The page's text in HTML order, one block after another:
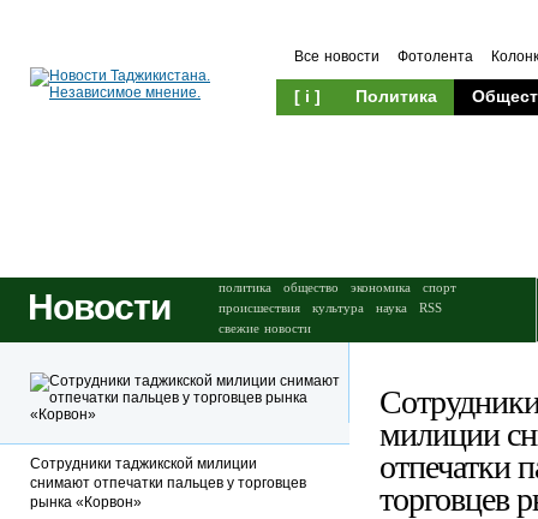
Все новости Фотолента
[ i ] Политика
Новости политика общество экономика
спорт
происшествия
культура наука
RSS
свежие новости
милиции
отпечатки
торговцев
Сотрудники таджикской милиции
снимают отпечатки пальцев у торговцев
рынка «Корвон»